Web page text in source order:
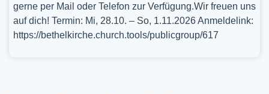
gerne per Mail oder Telefon zur Verfügung.Wir freuen uns
auf dich! Termin: Mi, 28.10. – So, 1.11.2026 Anmeldelink:
https://bethelkirche.church.tools/publicgroup/617